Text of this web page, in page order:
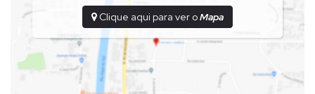
ainda mais o potencial construtivo e criando um projeto
verdadeiramente imponente e diferenciado.
✨ Invista em um espaço que une exclusividade, conforto,
segurança e valorização.
📞Entre em contato e agende uma visita!
Clique aqui para ver oMapa